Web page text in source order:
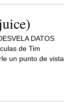
DATOS
de Tim
un punto de vista